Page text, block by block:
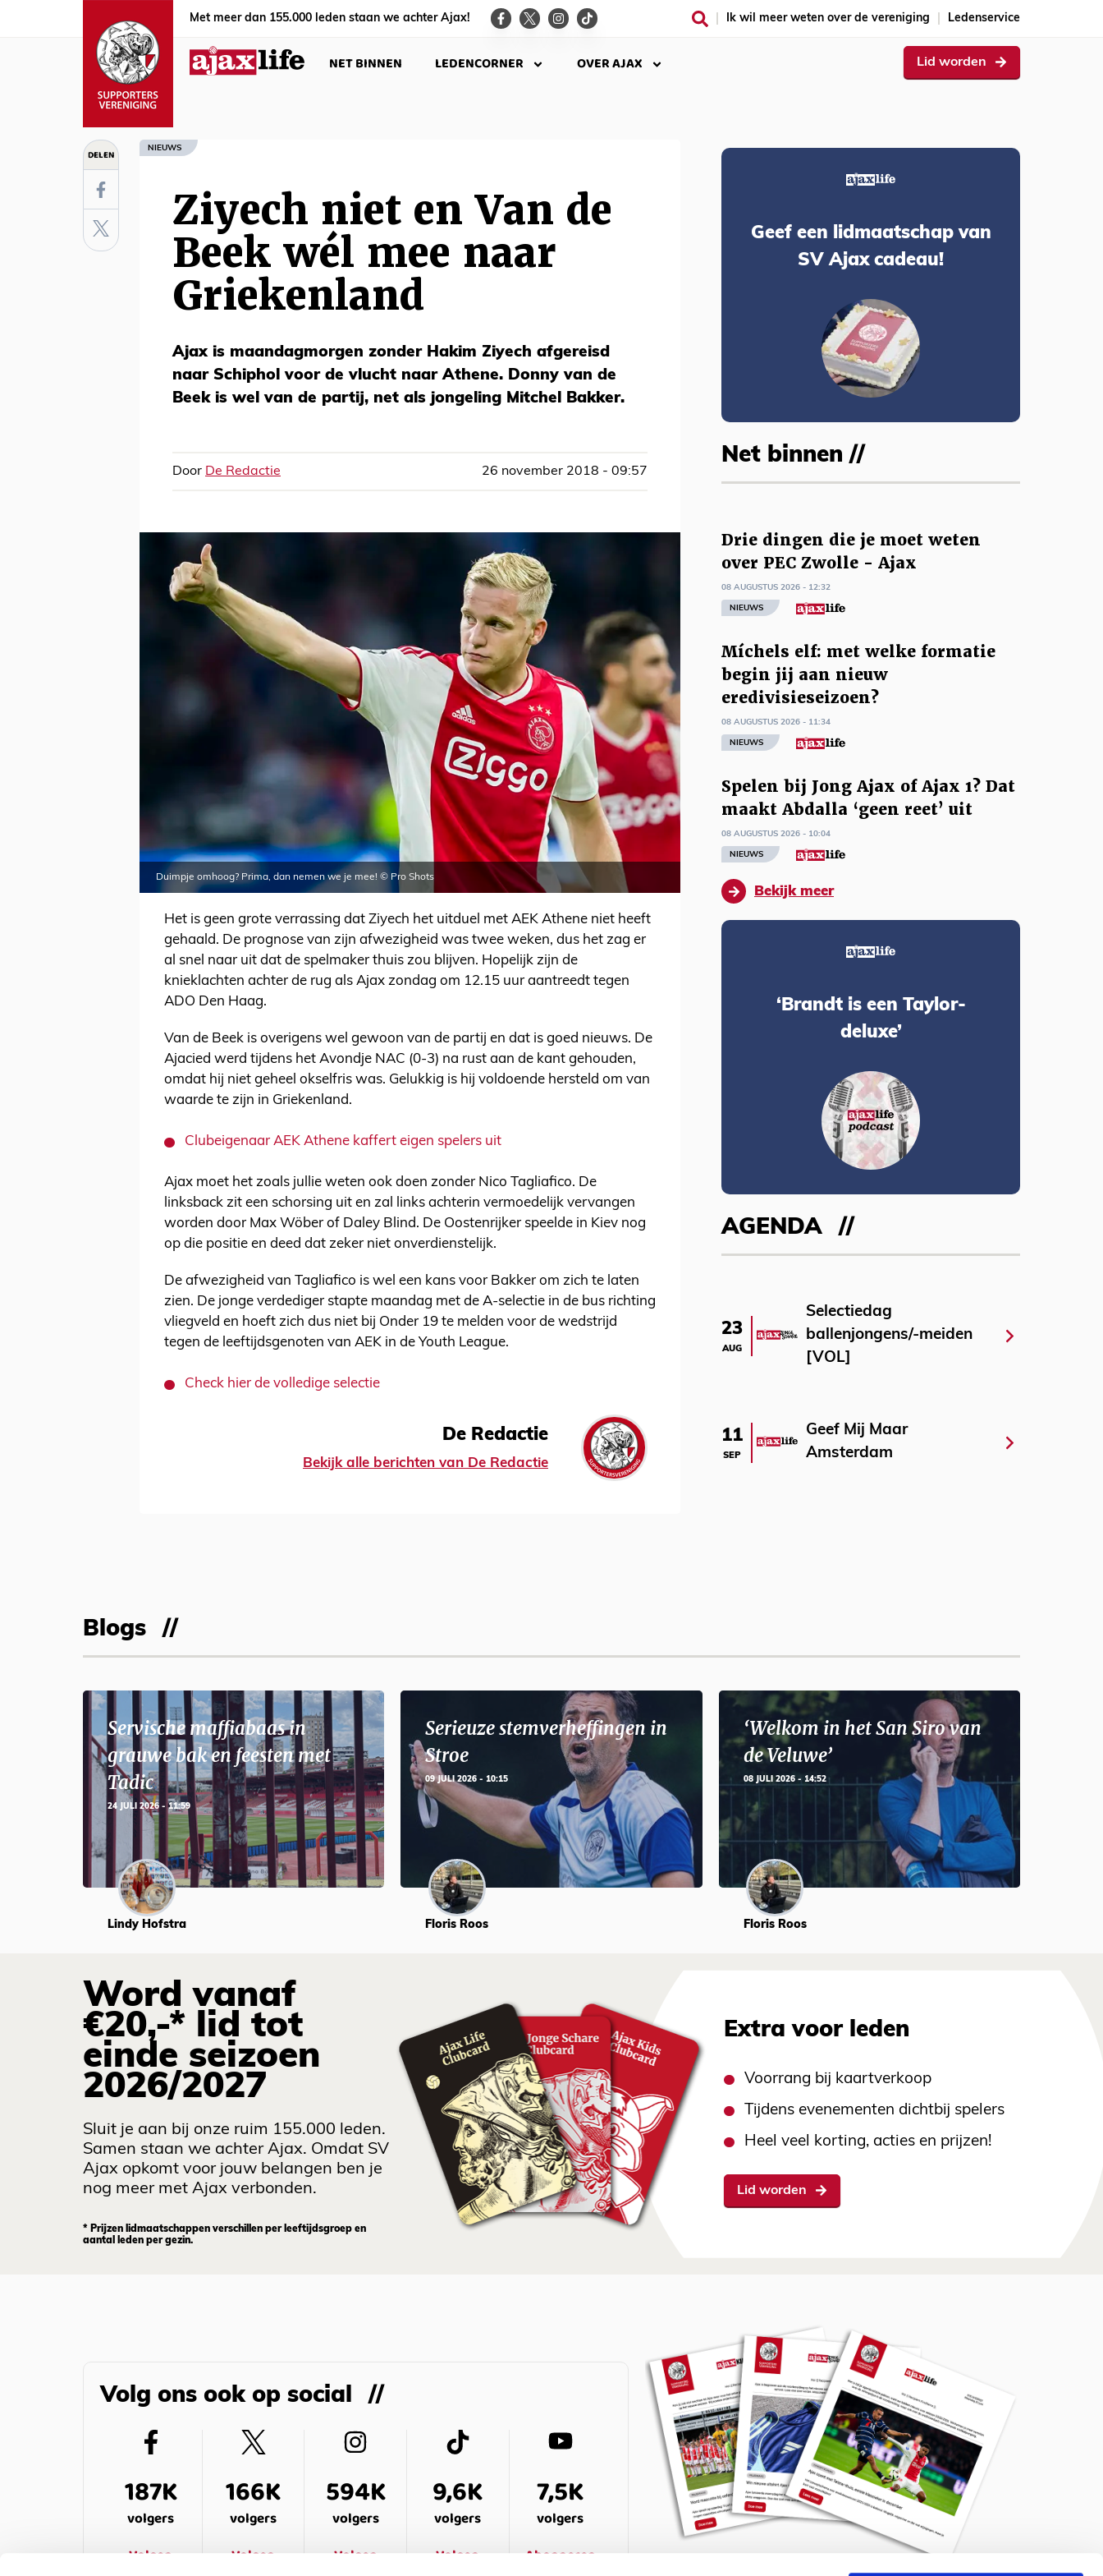
Met meer dan 155.000 leden staan we achter Ajax! Ik wil meer weten over de vereniging Ledenservice
NET BINNEN LEDENCORNER OVER AJAX Lid worden
DELEN NIEUWS
Ziyech niet en Van de
Beek wél mee naar
Griekenland
Ajax is maandagmorgen zonder Hakim Ziyech afgereisd
naar Schiphol voor de vlucht naar Athene. Donny van de
Beek is wel van de partij, net als jongeling Mitchel Bakker.
Door De Redactie 26 november 2018 - 09:57
Duimpje omhoog? Prima, dan nemen we je mee! © Pro Shots
Het is geen grote verrassing dat Ziyech het uitduel met AEK Athene niet heeft
gehaald. De prognose van zijn afwezigheid was twee weken, dus het zag er
al snel naar uit dat de spelmaker thuis zou blijven. Hopelijk zijn de
knieklachten achter de rug als Ajax zondag om 12.15 uur aantreedt tegen
ADO Den Haag.
Van de Beek is overigens wel gewoon van de partij en dat is goed nieuws. De
Ajacied werd tijdens het Avondje NAC (0-3) na rust aan de kant gehouden,
omdat hij niet geheel okselfris was. Gelukkig is hij voldoende hersteld om van
waarde te zijn in Griekenland.
Clubeigenaar AEK Athene kaffert eigen spelers uit
Ajax moet het zoals jullie weten ook doen zonder Nico Tagliafico. De
linksback zit een schorsing uit en zal links achterin vermoedelijk vervangen
worden door Max Wöber of Daley Blind. De Oostenrijker speelde in Kiev nog
op die positie en deed dat zeker niet onverdienstelijk.
De afwezigheid van Tagliafico is wel een kans voor Bakker om zich te laten
zien. De jonge verdediger stapte maandag met de A-selectie in de bus richting
vliegveld en hoeft zich dus niet bij Onder 19 te melden voor de wedstrijd
tegen de leeftijdsgenoten van AEK in de Youth League.
Check hier de volledige selectie
De Redactie
Bekijk alle berichten van De Redactie
Geef een lidmaatschap van
SV Ajax cadeau!
Net binnen //
Drie dingen die je moet weten
over PEC Zwolle - Ajax
08 AUGUSTUS 2026 - 12:32
NIEUWS
Míchels elf: met welke formatie
begin jij aan nieuw
eredivisieseizoen?
08 AUGUSTUS 2026 - 11:34
NIEUWS
Spelen bij Jong Ajax of Ajax 1? Dat
maakt Abdalla ‘geen reet’ uit
08 AUGUSTUS 2026 - 10:04
NIEUWS
Bekijk meer
‘Brandt is een Taylor-
deluxe’
AGENDA
23
AUG
Selectiedag
ballenjongens/-meiden
[VOL]
11
SEP
Geef Mij Maar
Amsterdam
Blogs
Servische maffiabaas in
grauwe bak en feesten met
Tadic
24 JULI 2026 - 11:59
Lindy Hofstra
Serieuze stemverheffingen in
Stroe
09 JULI 2026 - 10:15
Floris Roos
‘Welkom in het San Siro van
de Veluwe’
08 JULI 2026 - 14:52
Floris Roos
Word vanaf
€20,-* lid tot
einde seizoen
2026/2027
Sluit je aan bij onze ruim 155.000 leden.
Samen staan we achter Ajax. Omdat SV
Ajax opkomt voor jouw belangen ben je
nog meer met Ajax verbonden.
* Prijzen lidmaatschappen verschillen per leeftijdsgroep en
aantal leden per gezin.
Extra voor leden
Voorrang bij kaartverkoop
Tijdens evenementen dichtbij spelers
Heel veel korting, acties en prijzen!
Lid worden
Volg ons ook op social
187K
volgers
Volgen
166K
volgers
Volgen
594K
volgers
Volgen
9,6K
volgers
Volgen
7,5K
volgers
Abonneren